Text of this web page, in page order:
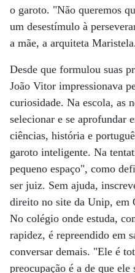
o garoto. "Não queremos
um desestímulo à
a mãe, a arquiteta
Desde que formulou suas
João Vitor impressionava
curiosidade. Na escola, as
selecionar e se aprofundar
ciências, história e
garoto inteligente. Na
pequeno espaço", como
ser juiz. Sem ajuda,
direito no site da Unip, em
No colégio onde estuda,
rapidez, é repreendido em
conversar demais. "Ele é
preocupação é a de que